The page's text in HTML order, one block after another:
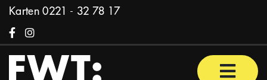
Zum Inhalt springen
Karten0221 - 32 78 17
FacebookInstagram